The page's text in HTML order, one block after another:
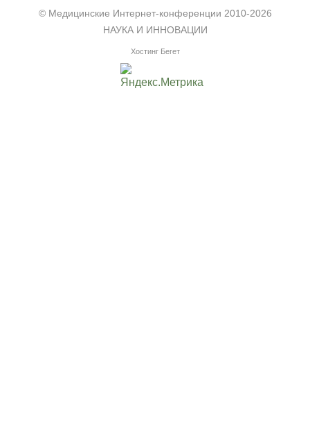
© Медицинские Интернет-конференции 2010-2026
НАУКА И ИННОВАЦИИ
Хостинг Бегет